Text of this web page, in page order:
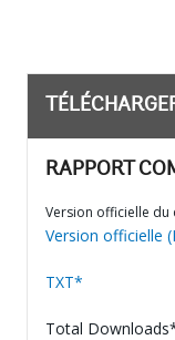
RAPPORT
Version officielle du
Version officielle
TXT*
Total